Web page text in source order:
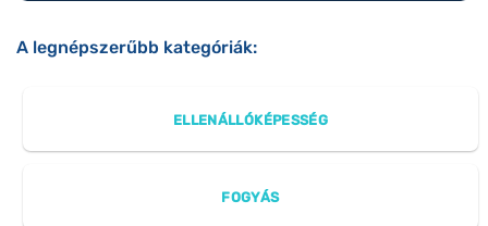
A legnépszerűbb kategóriák:
ELLENÁLLÓKÉPESSÉG
FOGYÁS